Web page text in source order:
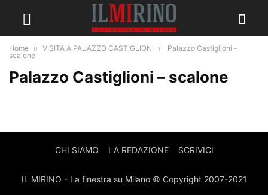
Home VISITA A PALAZZO CASTIGLIONI
Palazzo Castiglioni -
scalone
Palazzo Castiglioni – scalone
CHI SIAMO LA REDAZIONE SCRIVICI
IL MIRINO - La finestra su Milano © Copyright 2007-2021